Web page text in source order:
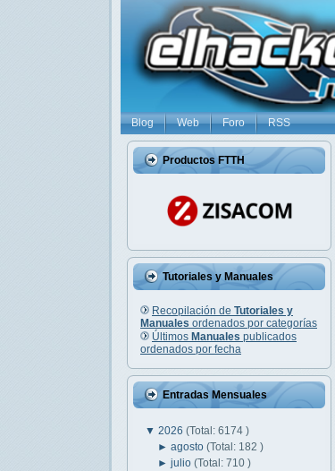
Blog Web Foro RSS
Productos FTTH
Tutoriales y Manuales
Recopilación de Tutoriales y
Manuales ordenados por categorías
Últimos Manuales publicados
ordenados por fecha
Entradas Mensuales
▼ 2026 (Total: 6174 )
►agosto(Total: 182 )
►julio(Total: 710 )